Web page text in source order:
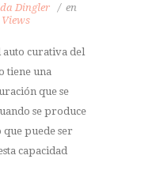
Dingler
en
Views
auto curativa del
tiene una
que se
se produce
puede ser
capacidad